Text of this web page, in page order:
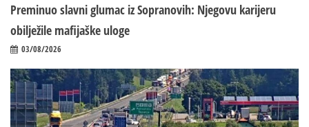
Preminuo slavni glumac iz Sopranovih: Njegovu karijeru
obilježile mafijaške uloge
03/08/2026